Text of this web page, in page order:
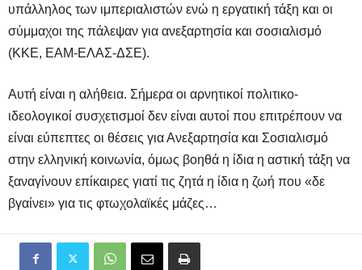
υπάλληλος των ιμπεριαλιστών ενώ η εργατική τάξη και οι
σύμμαχοι της πάλεψαν για ανεξαρτησία και σοσιαλισμό
(ΚΚΕ, ΕΑΜ-ΕΛΑΣ-ΔΣΕ).
Αυτή είναι η αλήθεια. Σήμερα οι αρνητικοί πολιτικο-
ιδεολογικοί συσχετισμοί δεν είναι αυτοί που επιτρέπουν να
είναι εύπεπτες οι θέσεις για Ανεξαρτησία και Σοσιαλισμό
στην ελληνική κοινωνία, όμως βοηθά η ίδια η αστική τάξη να
ξαναγίνουν επίκαιρες γιατί τις ζητά η ίδια η ζωή που «δε
βγαίνει» για τις φτωχολαϊκές μάζες…